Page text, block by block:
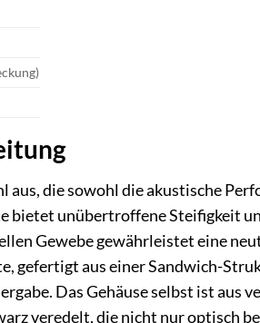
die sowohl die akustische
unübertroffene Steifigkeit
Gewebe gewährleistet eine
aus einer Sandwich-
Das Gehäuse selbst ist aus
veredelt, die nicht nur optisch